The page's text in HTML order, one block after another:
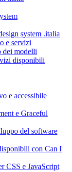
system .italia
e servizi
dei modelli
disponibili
e accessibile
e Graceful
del software
con Can I
CSS e JavaScript